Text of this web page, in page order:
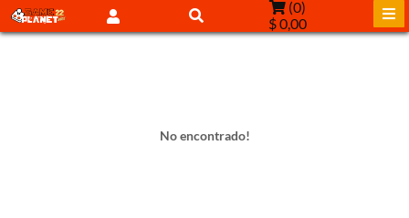
(0)
$ 0,00
No encontrado!